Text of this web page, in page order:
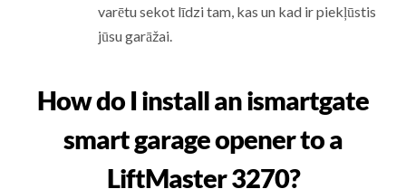
varētu sekot līdzi tam, kas un kad ir piekļūstis
jūsu garāžai.
How do I install an ismartgate
smart garage opener to a
LiftMaster 3270?